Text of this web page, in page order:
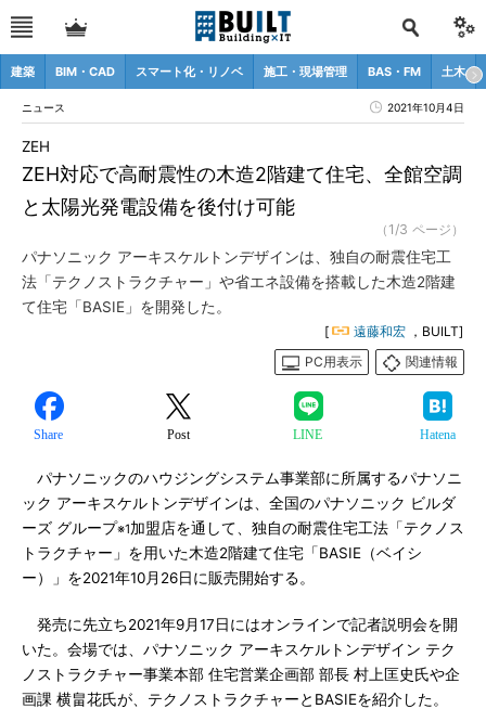
建築 BIM・CAD スマート化・リノベ 施工・現場管理 BAS・FM 土木
ニュース 2021年10月4日
ZEH対応で高耐震性の木造2階建て住宅、全館空調
と太陽光発電設備を後付け可能
ZEH
（1/3 ページ）
パナソニック アーキスケルトンデザインは、独自の耐震住宅工
法「テクノストラクチャー」や省エネ設備を搭載した木造2階建
て住宅「BASIE」を開発した。
[ 遠藤和宏 ，BUILT]
PC用表示
関連情報
Share Post LINE Hatena
パナソニックのハウジングシステム事業部に所属するパナソニ
ック アーキスケルトンデザインは、全国のパナソニック ビルダ
ーズ グループ※1加盟店を通して、独自の耐震住宅工法「テクノス
トラクチャー」を用いた木造2階建て住宅「BASIE（ベイシ
ー）」を2021年10月26日に販売開始する。
発売に先立ち2021年9月17日にはオンラインで記者説明会を開
いた。会場では、パナソニック アーキスケルトンデザイン テク
ノストラクチャー事業本部 住宅営業企画部 部長 村上匡史氏や企
画課 横畠花氏が、テクノストラクチャーとBASIEを紹介した。